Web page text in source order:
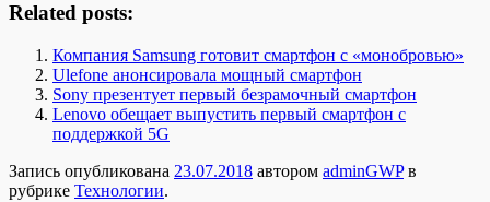
Related posts:
Компания Samsung готовит смартфон с «монобровью»
Ulefone анонсировала мощный смартфон
Sony презентует первый безрамочный смартфон
Lenovo обещает выпустить первый смартфон с
поддержкой 5G
Запись опубликована 23.07.2018 автором adminGWPв
рубрике Технологии.